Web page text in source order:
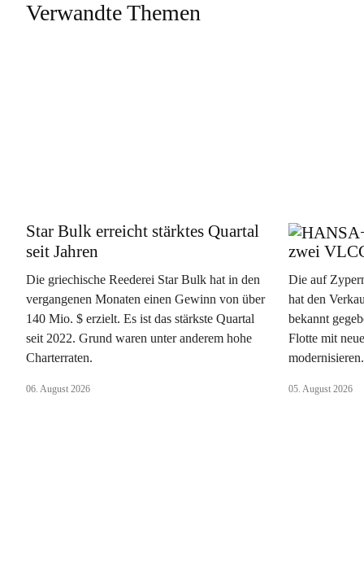
Verwandte Themen
Star Bulk erreicht stärktes Quartal
seit Jahren
Die griechische Reederei Star Bulk hat in den
vergangenen Monaten einen Gewinn von über
140 Mio. $ erzielt. Es ist das stärkste Quartal
seit 2022. Grund waren unter anderem hohe
Charterraten.
06. August 2026
zwei
Die auf
hat den
bekannt
Flotte mit
modernisieren.
05. August 2026